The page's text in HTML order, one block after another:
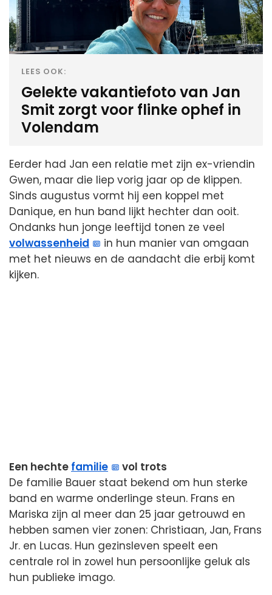
LEES OOK:
Gelekte vakantiefoto van Jan
Smit zorgt voor flinke ophef in
Volendam
Eerder had Jan een relatie met zijn ex-vriendin
Gwen, maar die liep vorig jaar op de klippen.
Sinds augustus vormt hij een koppel met
Danique, en hun band lijkt hechter dan ooit.
Ondanks hun jonge leeftijd tonen ze veel
volwassenheid
in hun manier van omgaan
met het nieuws en de aandacht die erbij komt
kijken.
Een hechte familie
vol trots
De familie Bauer staat bekend om hun sterke
band en warme onderlinge steun. Frans en
Mariska zijn al meer dan 25 jaar getrouwd en
hebben samen vier zonen: Christiaan, Jan, Frans
Jr. en Lucas. Hun gezinsleven speelt een
centrale rol in zowel hun persoonlijke geluk als
hun publieke imago.